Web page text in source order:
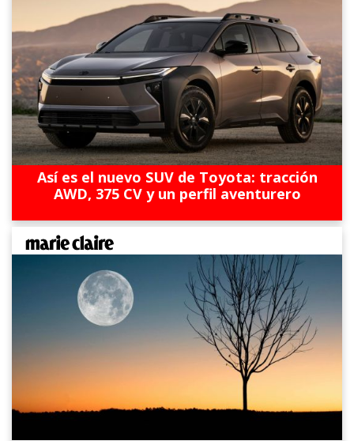
Así es el nuevo SUV de Toyota: tracción
AWD, 375 CV y un perfil aventurero